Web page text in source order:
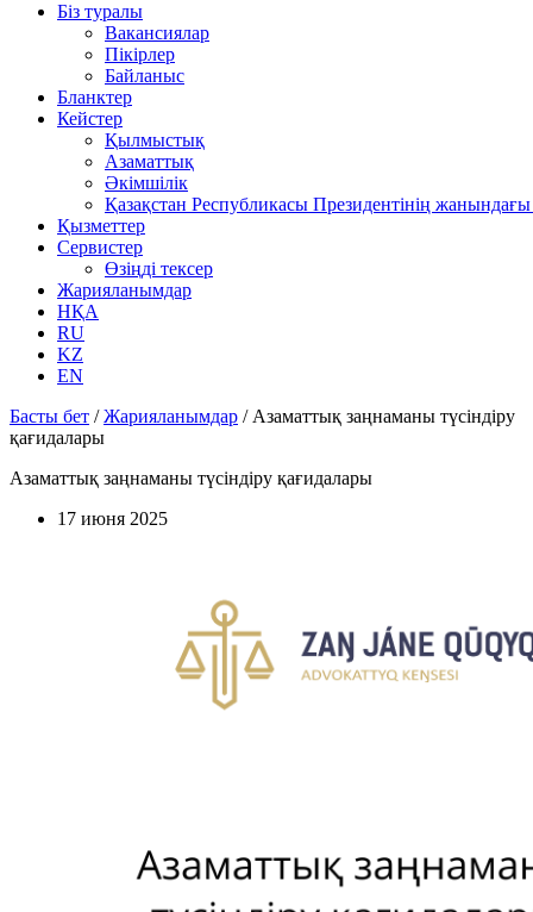
Біз туралы
Вакансиялар
Пікірлер
Байланыс
Бланктер
Кейстер
Қылмыстық
Азаматтық
Әкімшілік
Қазақстан Республикасы Президентінің
Қызметтер
Сервистер
Өзіңді тексер
Жарияланымдар
НҚА
RU
KZ
EN
Басты бет /Жарияланымдар / Азаматтық заңнаманы түсіндіру
қағидалары
Азаматтық заңнаманы түсіндіру қағидалары
17 июня 2025